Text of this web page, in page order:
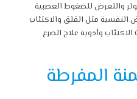
والتعرض للضغوط العصبية
النفسية مثل القلق والاكتئاب
وأدوية علاج الصرع
المفرطة